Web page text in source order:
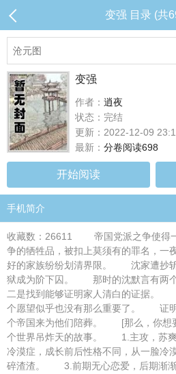
变强 目录 (共
变强
作者： 逍夜
状态：完结
更新：2022-12-09
最新： 分卷阅读698
开始阅读
手机简介
收藏数：26611 帝国党派之争使得一
争的牺牲品，被扣上莫须有的罪名，一
好的家族纷纷划清界限。 沈家遭抄斩
狱成为阶下囚。 那时的沈默言有两
二是找到能够证明家人清白的证据。
个愿望似乎也没有那么重要了。 证
个帝国来为他们陪葬。 [那么，你
个世界吊炸天的故事。 1.主攻，苏
冷漠症，成长前后性格不同，从一脸冷
碎渣渣。 3.前期无心恋爱，后期渐